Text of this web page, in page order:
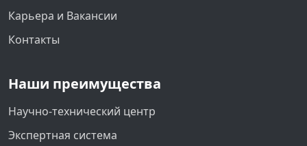
Карьера и Вакансии
Контакты
Наши преимущества
Научно-технический центр
Экспертная система